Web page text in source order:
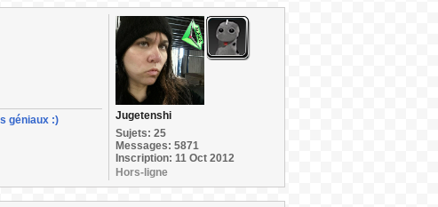
géniaux :)
Jugetenshi
Sujets: 25
Messages: 5871
Inscription: 11 Oct 2012
Hors-ligne